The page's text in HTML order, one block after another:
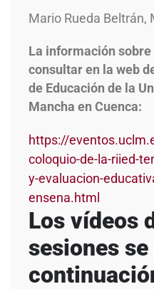
Mario Rueda Beltrán,
La información sobre
consultar en la web
de Educación de la
Mancha en Cuenca:
https://
coloquio-de-la-riied-
y-evaluacion-
ensena.html
Los vídeos
sesiones